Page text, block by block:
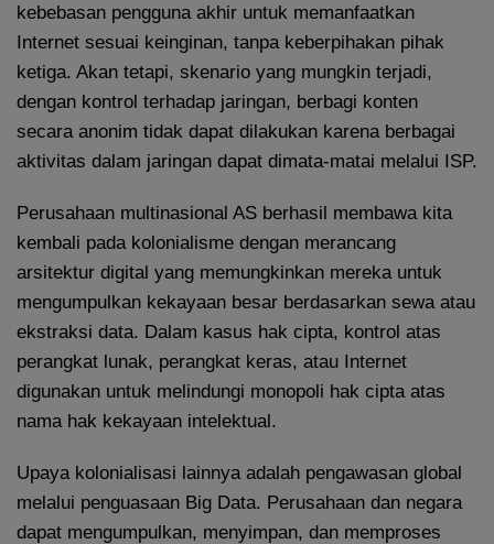
kebebasan pengguna akhir untuk memanfaatkan
Internet sesuai keinginan, tanpa keberpihakan pihak
ketiga. Akan tetapi, skenario yang mungkin terjadi,
dengan kontrol terhadap jaringan, berbagi konten
secara anonim tidak dapat dilakukan karena berbagai
aktivitas dalam jaringan dapat dimata-matai melalui ISP.
Perusahaan multinasional AS berhasil membawa kita
kembali pada kolonialisme dengan merancang
arsitektur digital yang memungkinkan mereka untuk
mengumpulkan kekayaan besar berdasarkan sewa atau
ekstraksi data. Dalam kasus hak cipta, kontrol atas
perangkat lunak, perangkat keras, atau Internet
digunakan untuk melindungi monopoli hak cipta atas
nama hak kekayaan intelektual.
Upaya kolonialisasi lainnya adalah pengawasan global
melalui penguasaan Big Data. Perusahaan dan negara
dapat mengumpulkan, menyimpan, dan memproses